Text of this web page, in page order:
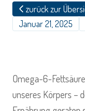
zurück zur
Januar 21, 2025
Omega-6-
unseres Körpers –